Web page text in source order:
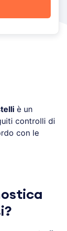
è un
controlli di
con le